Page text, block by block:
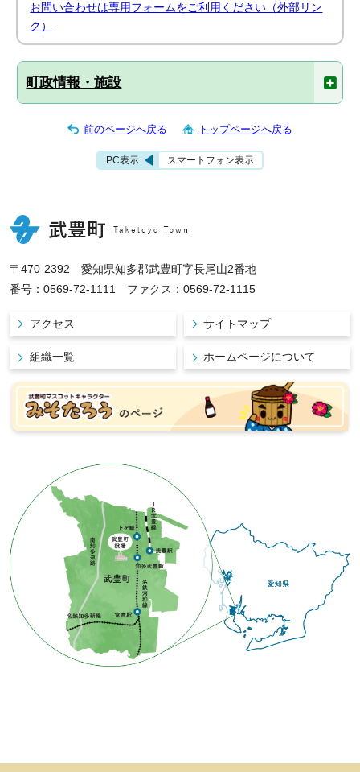
お問い合わせは専用フォームをご利用ください（外部リン
ク）
町政情報・施設
前のページへ戻る トップページへ戻る
PC表示 スマートフォン表示
〒470-2392 愛知県知多郡武豊町字長尾山2番地
番号：0569-72-1111 ファクス：0569-72-1115
アクセス サイトマップ
組織一覧 ホームページについて